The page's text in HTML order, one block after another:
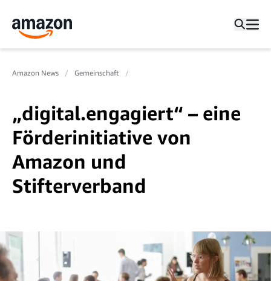
Amazon News Gemeinschaft
„digital.engagiert“ – eine
Förderinitiative von
Amazon und
Stifterverband